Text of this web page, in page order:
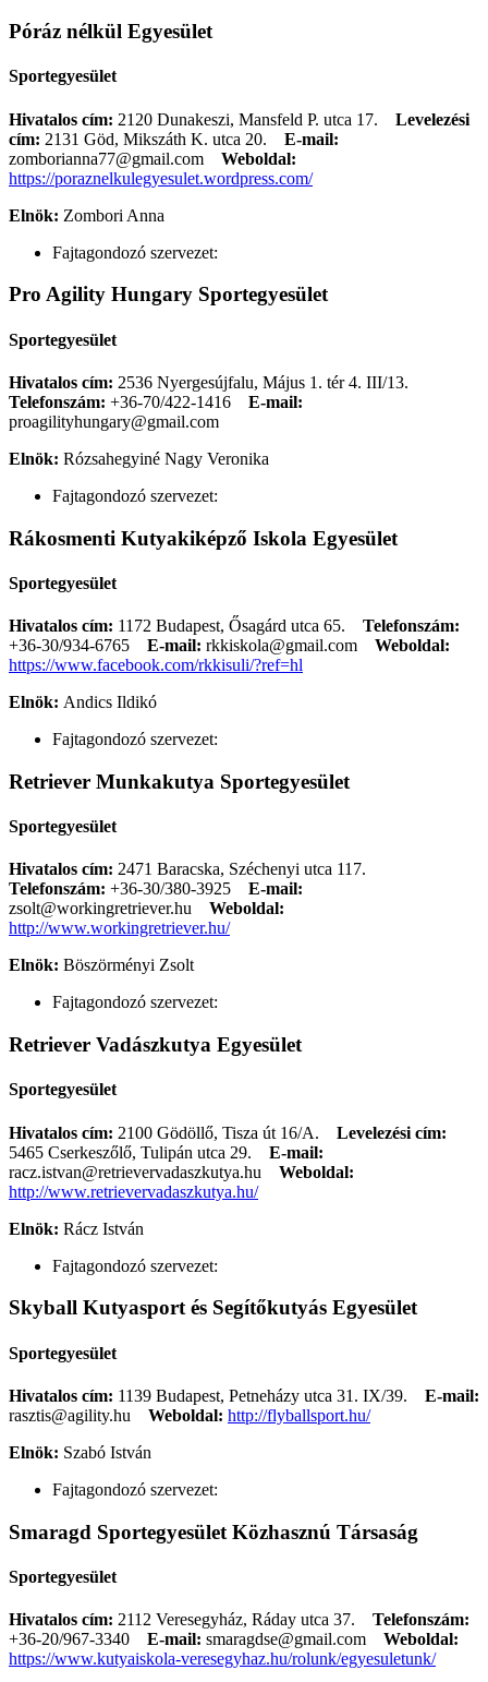
Póráz nélkül Egyesület
Sportegyesület
Hivatalos cím: 2120 Dunakeszi, Mansfeld P. utca 17. Levelezési
cím: 2131 Göd, Mikszáth K. utca 20.
E-mail:
zomborianna77@gmail.com
Weboldal:
https://poraznelkulegyesulet.wordpress.com/
Elnök: Zombori Anna
Fajtagondozó szervezet:
Pro Agility Hungary Sportegyesület
Sportegyesület
Hivatalos cím: 2536 Nyergesújfalu, Május 1. tér 4. III/13.
Telefonszám: +36-70/422-1416
E-mail:
proagilityhungary@gmail.com
Elnök: Rózsahegyiné Nagy Veronika
Fajtagondozó szervezet:
Rákosmenti Kutyakiképző Iskola Egyesület
Sportegyesület
Hivatalos cím: 1172 Budapest, Ősagárd utca 65. Telefonszám:
+36-30/934-6765
E-mail: rkkiskola@gmail.com
Weboldal:
https://www.facebook.com/rkkisuli/?ref=hl
Elnök: Andics Ildikó
Fajtagondozó szervezet:
Retriever Munkakutya Sportegyesület
Sportegyesület
Hivatalos cím: 2471 Baracska, Széchenyi utca 117.
Telefonszám: +36-30/380-3925
E-mail:
zsolt@workingretriever.hu
Weboldal:
http://www.workingretriever.hu/
Elnök: Böszörményi Zsolt
Fajtagondozó szervezet:
Retriever Vadászkutya Egyesület
Sportegyesület
Hivatalos cím: 2100 Gödöllő, Tisza út 16/A. Levelezési cím:
5465 Cserkeszőlő, Tulipán utca 29.
E-mail:
racz.istvan@retrievervadaszkutya.hu
Weboldal:
http://www.retrievervadaszkutya.hu/
Elnök: Rácz István
Fajtagondozó szervezet:
Skyball Kutyasport és Segítőkutyás Egyesület
Sportegyesület
Hivatalos cím: 1139 Budapest, Petneházy utca 31. IX/39. E-mail:
rasztis@agility.hu
Weboldal: http://flyballsport.hu/
Elnök: Szabó István
Fajtagondozó szervezet:
Smaragd Sportegyesület Közhasznú Társaság
Sportegyesület
Hivatalos cím: 2112 Veresegyház, Ráday utca 37. Telefonszám:
+36-20/967-3340
E-mail: smaragdse@gmail.com
Weboldal:
https://www.kutyaiskola-veresegyhaz.hu/rolunk/egyesuletunk/